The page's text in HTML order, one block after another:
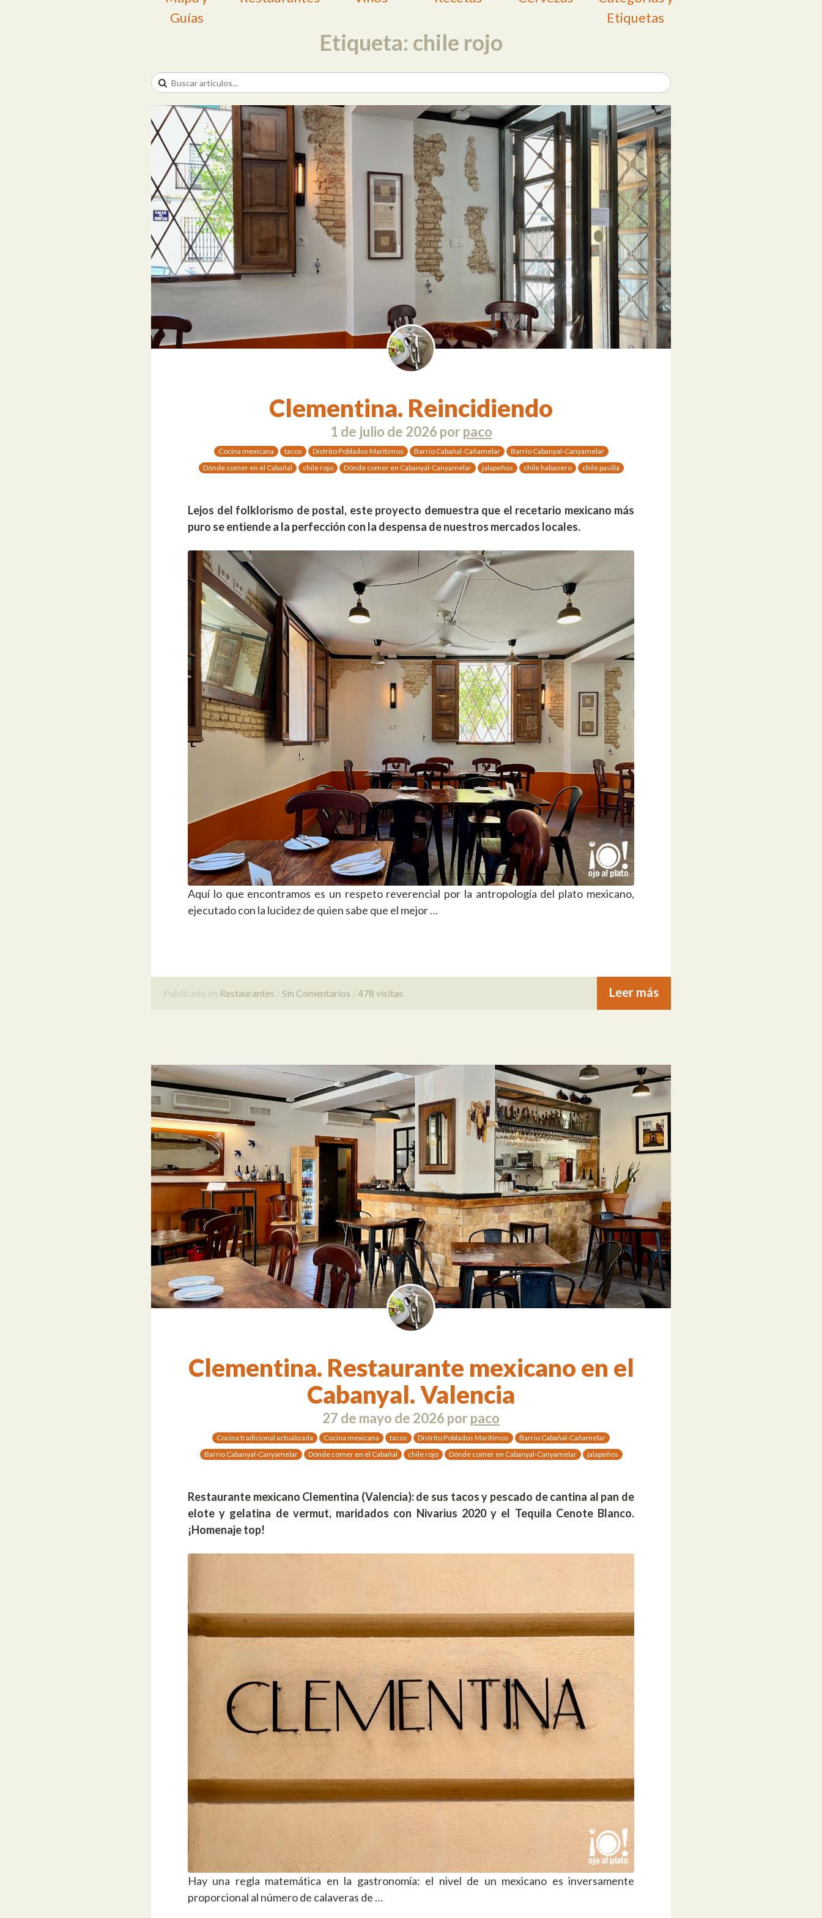
Guías
Etiquetas
Etiqueta: chile rojo
Clementina. Reincidiendo
1 de julio de 2026 por paco
Cocina mexicana tacos Distrito Poblados Marítimos Barrio Cabañal-Cañamelar
Barrio Cabanyal-Canyamelar
Dónde comer en el Cabañal
chile rojo Dónde comer en Cabanyal-Canyamelar jalapeños chile habanero chile pasilla
Lejos del folklorismo de postal, este proyecto demuestra que el recetario mexicano más
puro se entiende a la perfección con la despensa de nuestros mercados locales.
Aquí lo que encontramos es un respeto reverencial por la antropología del plato mexicano,
ejecutado con la lucidez de quien sabe que el mejor …
Publicado en Restaurantes Sin Comentarios 478 visitas Leer más
Clementina. Restaurante mexicano en el
Cabanyal. Valencia
27 de mayo de 2026 por paco
Cocina tradicional actualizada Cocina mexicana tacos Distrito Poblados Marítimos
Barrio Cabañal-Cañamelar
Barrio Cabanyal-Canyamelar
Dónde comer en el Cabañal chile rojo Dónde comer en Cabanyal-Canyamelar jalapeños
Restaurante mexicano Clementina (Valencia): de sus tacos y pescado de cantina al pan de
elote y gelatina de vermut, maridados con Nivarius 2020 y el Tequila Cenote Blanco.
¡Homenaje top!
Hay una regla matemática en la gastronomía: el nivel de un mexicano es inversamente
proporcional al número de calaveras de …